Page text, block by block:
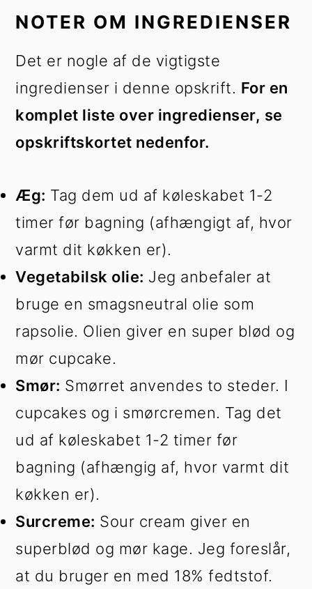
NOTER OM INGREDIENSER
Det er nogle af de vigtigste
ingredienser i denne opskrift. For en
komplet liste over ingredienser, se
opskriftskortet nedenfor.
Æg: Tag dem ud af køleskabet 1-2
timer før bagning (afhængigt af, hvor
varmt dit køkken er).
Vegetabilsk olie: Jeg anbefaler at
bruge en smagsneutral olie som
rapsolie. Olien giver en super blød og
mør cupcake.
Smør: Smørret anvendes to steder. I
cupcakes og i smørcremen. Tag det
ud af køleskabet 1-2 timer før
bagning (afhængig af, hvor varmt dit
køkken er).
Surcreme: Sour cream giver en
superblød og mør kage. Jeg foreslår,
at du bruger en med 18% fedtstof.